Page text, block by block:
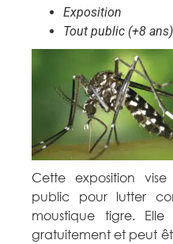
Exposition
Tout public (+8 ans)
Cette exposition
public pour lutter
moustique tigre.
gratuitement et peut